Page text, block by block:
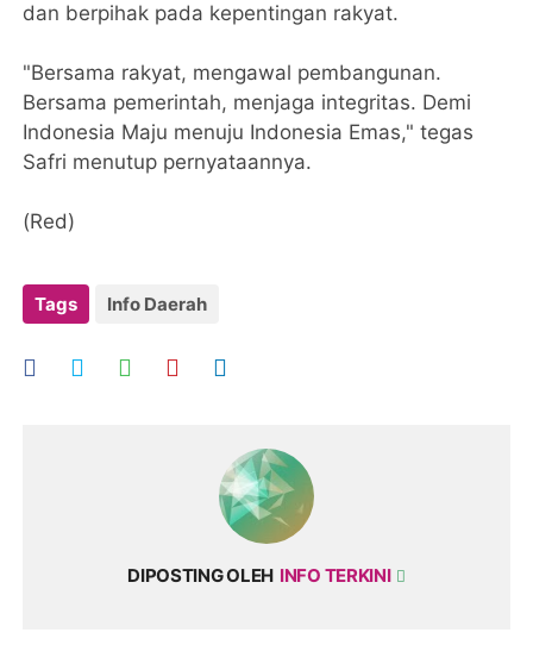
dan berpihak pada kepentingan rakyat.
​"Bersama rakyat, mengawal pembangunan.
Bersama pemerintah, menjaga integritas. Demi
Indonesia Maju menuju Indonesia Emas," tegas
Safri menutup pernyataannya.
(Red)
Tags Info Daerah
DIPOSTING OLEH INFO TERKINI